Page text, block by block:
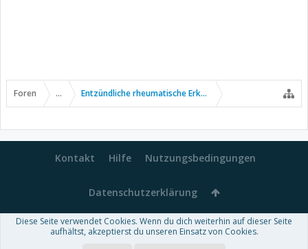
Foren ... Entzündliche rheumatische Erkrankungen
Kontakt Hilfe Nutzungsbedingungen
Datenschutzerklärung
Forum software by XenForo™-Deutsch von xenDach
Diese Seite verwendet Cookies. Wenn du dich weiterhin auf dieser Seite
aufhältst, akzeptierst du unseren Einsatz von Cookies.